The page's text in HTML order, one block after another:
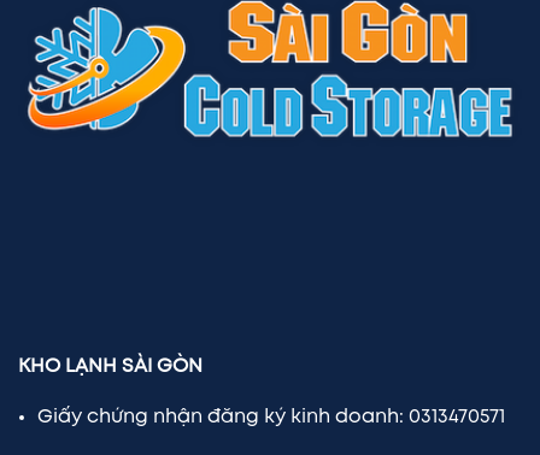
KHO LẠNH SÀI GÒN
Giấy chứng nhận đăng ký kinh doanh: 0313470571